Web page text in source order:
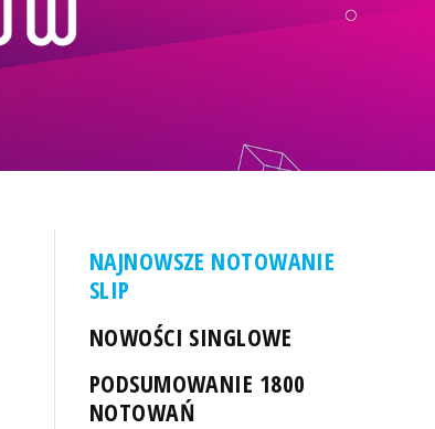
NAJNOWSZE NOTOWANIE
SLIP
NOWOŚCI SINGLOWE
PODSUMOWANIE 1800
NOTOWAŃ